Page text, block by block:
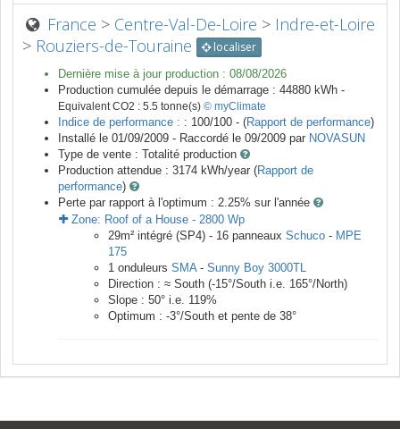
France > Centre-Val-De-Loire > Indre-et-Loire
> Rouziers-de-Touraine localiser
Dernière mise à jour production : 08/08/2026
Production cumulée depuis le démarrage : 44880 kWh -
Equivalent CO2 : 5.5 tonne(s) © myClimate
Indice de performance : : 100/100 - (Rapport de performance)
Installé le 01/09/2009 - Raccordé le 09/2009 par NOVASUN
Type de vente : Totalité production
Production attendue : 3174 kWh/year (Rapport de
performance)
Perte par rapport à l'optimum : 2.25% sur l'année
Zone: Roof of a House - 2800 Wp
29m² intégré (SP4) - 16 panneaux Schuco - MPE
175
1 onduleurs SMA- Sunny Boy 3000TL
Direction : ≈ South (-15°/South i.e. 165°/North)
Slope : 50° i.e. 119%
Optimum : -3°/South et pente de 38°